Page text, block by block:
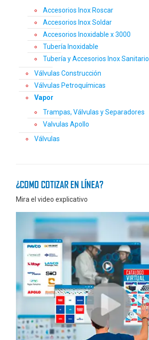
Accesorios Inox Roscar
Accesorios Inox Soldar
Accesorios Inoxidable x 3000
Tubería Inoxidable
Tubería y Accesorios Inox Sanitario
Válvulas Construcción
Válvulas Petroquímicas
Vapor
Trampas, Válvulas y Separadores
Valvulas Apollo
Válvulas
¿COMO COTIZAR EN LÍNEA?
Mira el video explicativo